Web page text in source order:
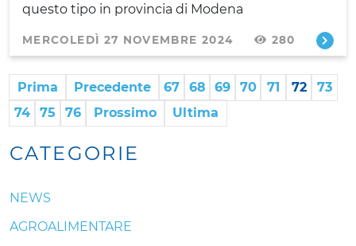
questo tipo in provincia di Modena
MERCOLEDÌ 27 NOVEMBRE 2024 280
Prima Precedente 67 68 69 70 71 72
73
74
75 76 Prossimo Ultima
CATEGORIE
NEWS
AGROALIMENTARE